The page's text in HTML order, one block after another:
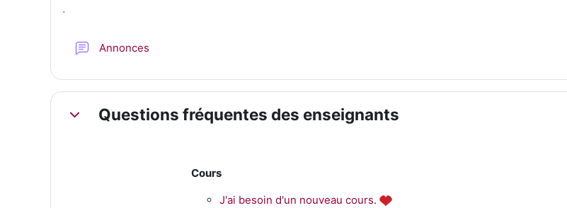
.
Annonces
ReplierQuestions fréquentes des enseignants
Cours
J'ai besoin d'un nouveau cours.